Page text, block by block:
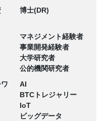
博士(DR)
マネジメント経験者
事業開発経験者
大学研究者
公的機関研究者
AI
BTCトレジャリー
IoT
ビッグデータ